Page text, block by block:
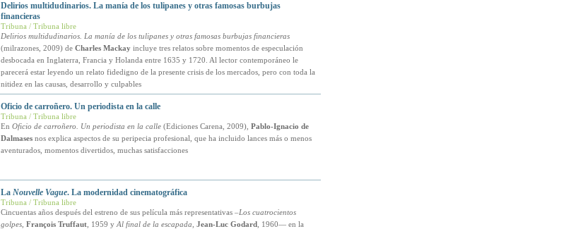
Delirios multidudinarios. La manía de los tulipanes y otras famosas burbujas
financieras
Tribuna / Tribuna libre
Delirios multidudinarios. La manía de los tulipanes y otras famosas burbujas financieras
(milrazones, 2009) de Charles Mackayincluye tres relatos sobre momentos de especulación
desbocada en Inglaterra, Francia y Holanda entre 1635 y 1720. Al lector contemporáneo le
parecerá estar leyendo un relato fidedigno de la presente crisis de los mercados, pero con toda la
nitidez en las causas, desarrollo y culpables
Oficio de carroñero. Un periodista en la calle
Tribuna / Tribuna libre
En Oficio de carroñero. Un periodista en la calle(Ediciones Carena, 2009), Pablo-Ignacio de
Dalmasesnos explica aspectos de su peripecia profesional, que ha incluido lances más o menos
aventurados, momentos divertidos, muchas satisfacciones
La Nouvelle Vague. La modernidad cinematográfica
Tribuna / Tribuna libre
Cincuentas años después del estreno de sus película más representativas –Los cuatrocientos
golpes, François Truffaut, 1959 y Al final de la escapada Jean-Luc Godard, 1960— en la